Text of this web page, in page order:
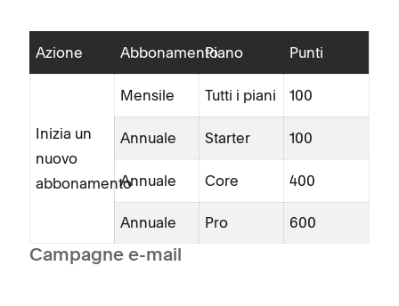
Azione AbbonamentoPiano Punti
Inizia un
nuovo
abbonamento
Mensile Tutti i piani 100
Annuale Starter 100
Annuale Core 400
Annuale Pro
600
Campagne e-mail